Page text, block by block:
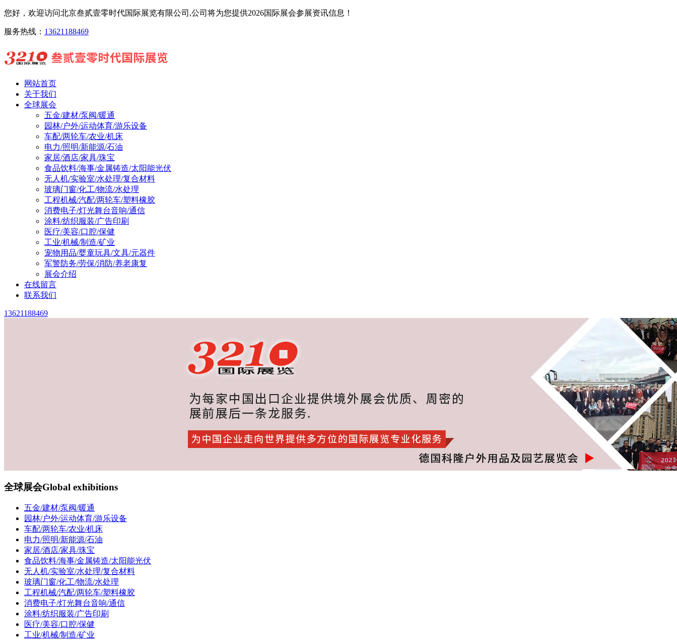
您好，欢迎访问北京叁贰壹零时代国际展览有限公司,公司将为您提供2026国际展会参展资讯信息！
服务热线： 13621188469
网站首页
关于我们
全球展会
五金/建材/泵阀/暖通
园林/户外/运动体育/游乐设备
车配/两轮车/农业/机床
电力/照明/新能源/石油
家居/酒店/家具/珠宝
食品饮料/海事/金属铸造/太阳能光伏
无人机/实验室/水处理/复合材料
玻璃门窗/化工/物流/水处理
工程机械/汽配/两轮车/塑料橡胶
消费电子/灯光舞台音响/通信
涂料/纺织服装/广告印刷
医疗/美容/口腔/保健
工业/机械/制造/矿业
宠物用品/婴童玩具/文具/元器件
军警防务/劳保/消防/养老康复
展会介绍
在线留言
联系我们
13621188469
全球展会Global exhibitions
五金/建材/泵阀/暖通
园林/户外/运动体育/游乐设备
车配/两轮车/农业/机床
电力/照明/新能源/石油
家居/酒店/家具/珠宝
食品饮料/海事/金属铸造/太阳能光伏
无人机/实验室/水处理/复合材料
玻璃门窗/化工/物流/水处理
工程机械/汽配/两轮车/塑料橡胶
消费电子/灯光舞台音响/通信
涂料/纺织服装/广告印刷
医疗/美容/口腔/保健
工业/机械/制造/矿业